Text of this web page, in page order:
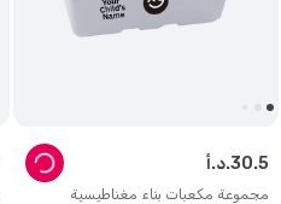
مجموعة مكعبات بناء مغناطيسية
د.أ.30.5